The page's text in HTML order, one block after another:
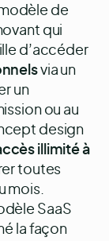
de
qui
d’accéder
via un
un
ou au
design
illimité à
toutes
mois.
SaaS
la façon